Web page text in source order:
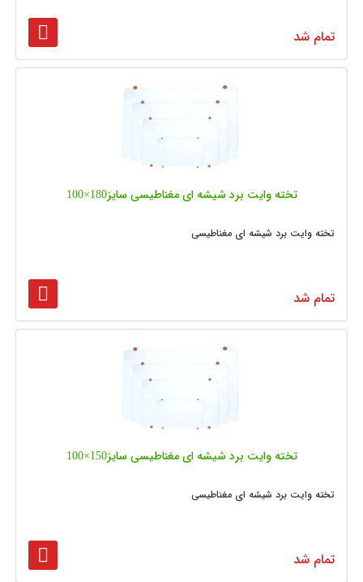
تمام شد
تخته وایت برد شیشه‌ ای مغناطیسی سایز180×100
تخته وایت برد شیشه ای مغناطیسی
تمام شد
تخته وایت برد شیشه‌ ای مغناطیسی سایز150×100
تخته وایت برد شیشه ای مغناطیسی
تمام شد